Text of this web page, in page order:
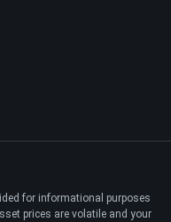
for informational purposes
prices are volatile and your